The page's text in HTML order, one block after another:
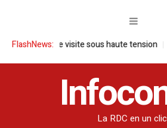
FlashNews:
: une visite sous haute tension Goma
La RDC en un